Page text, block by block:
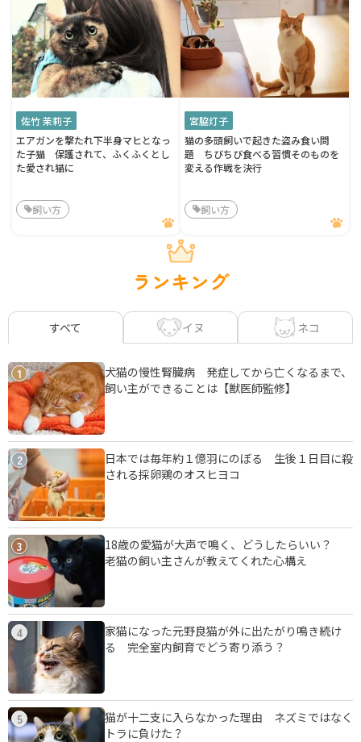
佐竹 茉莉子
エアガンを撃たれ下半身マヒとなっ
た子猫 保護されて、ふくふくとし
た愛され猫に
飼い方
宮脇灯子
猫の多頭飼いで起きた盗み食い問
題 ちびちび食べる習慣そのものを
変える作戦を決行
飼い方
ランキング
すべて イヌ ネコ
1
犬猫の慢性腎臓病 発症してから亡くなるまで、
飼い主ができることは【獣医師監修】
2
日本では毎年約１億羽にのぼる 生後１日目に殺
される採卵鶏のオスヒヨコ
3
18歳の愛猫が大声で鳴く、どうしたらいい？
老猫の飼い主さんが教えてくれた心構え
4
家猫になった元野良猫が外に出たがり鳴き続け
る 完全室内飼育でどう寄り添う？
5
猫が十二支に入らなかった理由 ネズミではなく
トラに負けた？